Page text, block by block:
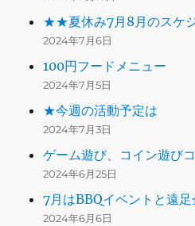
★★夏休み7月8月のスケ
2024年7月6日
100円フードメニュー
2024年7月5日
★今週の活動予定は
2024年7月3日
ゲーム遊び、コイン遊び
2024年6月25日
7月はBBQイベントと遠
2024年6月6日